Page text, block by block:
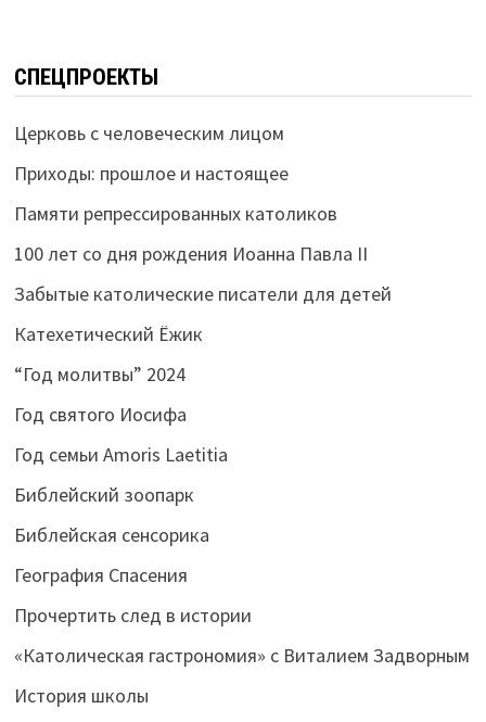
СПЕЦПРОЕКТЫ
Церковь с человеческим лицом
Приходы: прошлое и настоящее
Памяти репрессированных католиков
100 лет со дня рождения Иоанна Павла II
Забытые католические писатели для детей
Катехетический Ёжик
“Год молитвы” 2024
Год святого Иосифа
Год семьи Amoris Laetitia
Библейский зоопарк
Библейская сенсорика
География Спасения
Прочертить след в истории
«Католическая гастрономия» с Виталием Задворным
История школы